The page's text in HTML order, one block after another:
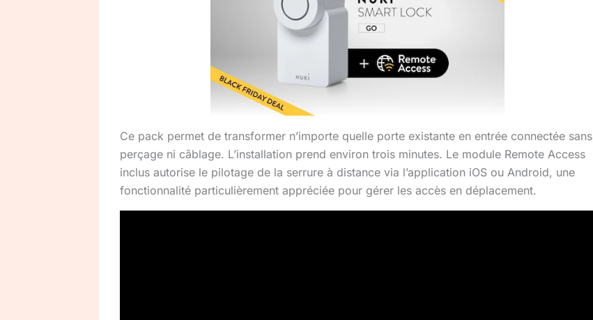
Ce pack permet de transformer n’importe quelle porte existante en entrée connectée sans
perçage ni câblage. L’installation prend environ trois minutes. Le module Remote Access
inclus autorise le pilotage de la serrure à distance via l’application iOS ou Android, une
fonctionnalité particulièrement appréciée pour gérer les accès en déplacement.